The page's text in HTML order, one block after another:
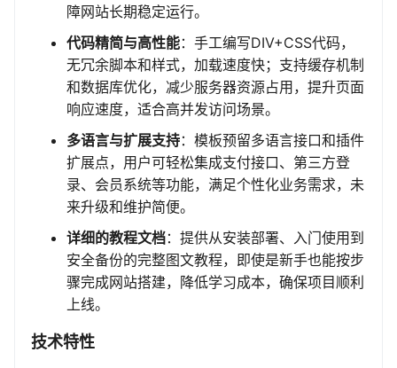
障网站长期稳定运行。
代码精简与高性能：手工编写DIV+CSS代码，
无冗余脚本和样式，加载速度快；支持缓存机制
和数据库优化，减少服务器资源占用，提升页面
响应速度，适合高并发访问场景。
多语言与扩展支持：模板预留多语言接口和插件
扩展点，用户可轻松集成支付接口、第三方登
录、会员系统等功能，满足个性化业务需求，未
来升级和维护简便。
详细的教程文档：提供从安装部署、入门使用到
安全备份的完整图文教程，即使是新手也能按步
骤完成网站搭建，降低学习成本，确保项目顺利
上线。
技术特性